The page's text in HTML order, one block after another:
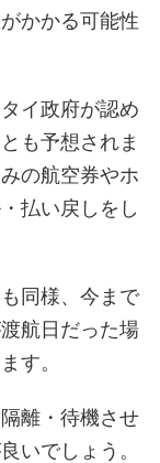
かかる可能性
イ政府が認め
も予想されま
の航空券やホ
払い戻しをし
同様、今まで
航日だった場
す。
離・待機させ
いでしょう。